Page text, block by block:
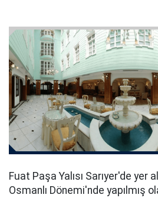
Fuat Paşa Yalısı Sarıyer'de yer
Osmanlı Dönemi'nde yapılmış